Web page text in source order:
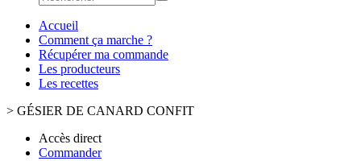
Accueil
Comment ça marche ?
Récupérer ma commande
Les producteurs
Les recettes
> GÉSIER DE CANARD CONFIT
Accès direct
Commander